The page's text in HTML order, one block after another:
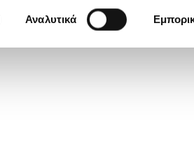
Αναλυτικά